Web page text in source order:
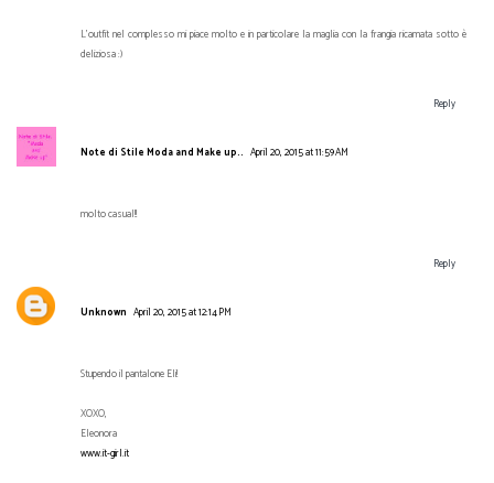
L'outfit nel complesso mi piace molto e in particolare la maglia con la frangia ricamata sotto è
deliziosa :)
Reply
Note di Stile Moda and Make up.. April 20, 2015 at 11:59 AM
molto casual!!
Reply
Unknown April 20, 2015 at 12:14 PM
Stupendo il pantalone Eli!
XOXO,
Eleonora
www.it-girl.it